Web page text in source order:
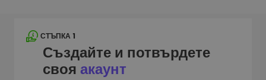
СТЪПКА 1
Създайте и потвърдете
своя акаунт